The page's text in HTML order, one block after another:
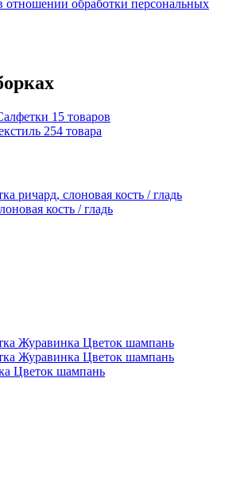
отношении обработки персональных
15 товаров
254 товара
кость / гладь
Цветок шампань